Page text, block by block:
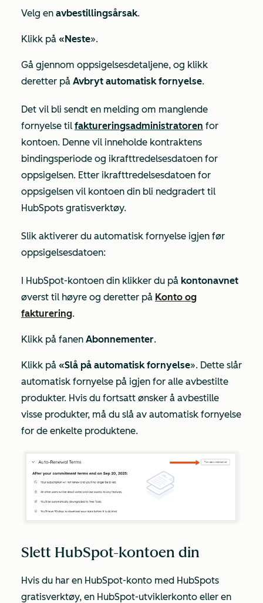
Velg en avbestillingsårsak.
Klikk på «Neste».
Gå gjennom oppsigelsesdetaljene, og klikk
deretter på Avbryt automatisk fornyelse.
Det vil bli sendt en melding om manglende
fornyelse til faktureringsadministratoren for
kontoen. Denne vil inneholde kontraktens
bindingsperiode og ikrafttredelsesdatoen for
oppsigelsen. Etter ikrafttredelsesdatoen for
oppsigelsen vil kontoen din bli nedgradert til
HubSpots gratisverktøy.
Slik aktiverer du automatisk fornyelse igjen før
oppsigelsesdatoen:
I HubSpot-kontoen din klikker du på kontonavnet
øverst til høyre og deretter på Konto og
fakturering.
Klikk på fanen Abonnementer.
Klikk på «Slå på automatisk fornyelse». Dette slår
automatisk fornyelse på igjen for alle avbestilte
produkter. Hvis du fortsatt ønsker å avbestille
visse produkter, må du slå av automatisk fornyelse
for de enkelte produktene.
Slett HubSpot-kontoen din
Hvis du har en HubSpot-konto med HubSpots
gratisverktøy, en HubSpot-utviklerkonto eller en